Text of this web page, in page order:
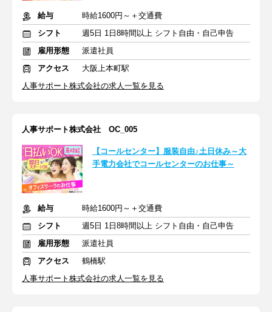
給与
時給1600円～＋交通費
シフト
週5日 1日8時間以上 シフト自由・自己申告
雇用形態
派遣社員
アクセス
大阪上本町駅
人事サポート株式会社の求人一覧を見る
人事サポート株式会社 OC_005
【コールセンター】服装自由♪土日休み～大
手電力会社でコールセンターのお仕事～
給与
時給1600円～＋交通費
シフト
週5日 1日8時間以上 シフト自由・自己申告
雇用形態
派遣社員
アクセス
鶴橋駅
人事サポート株式会社の求人一覧を見る